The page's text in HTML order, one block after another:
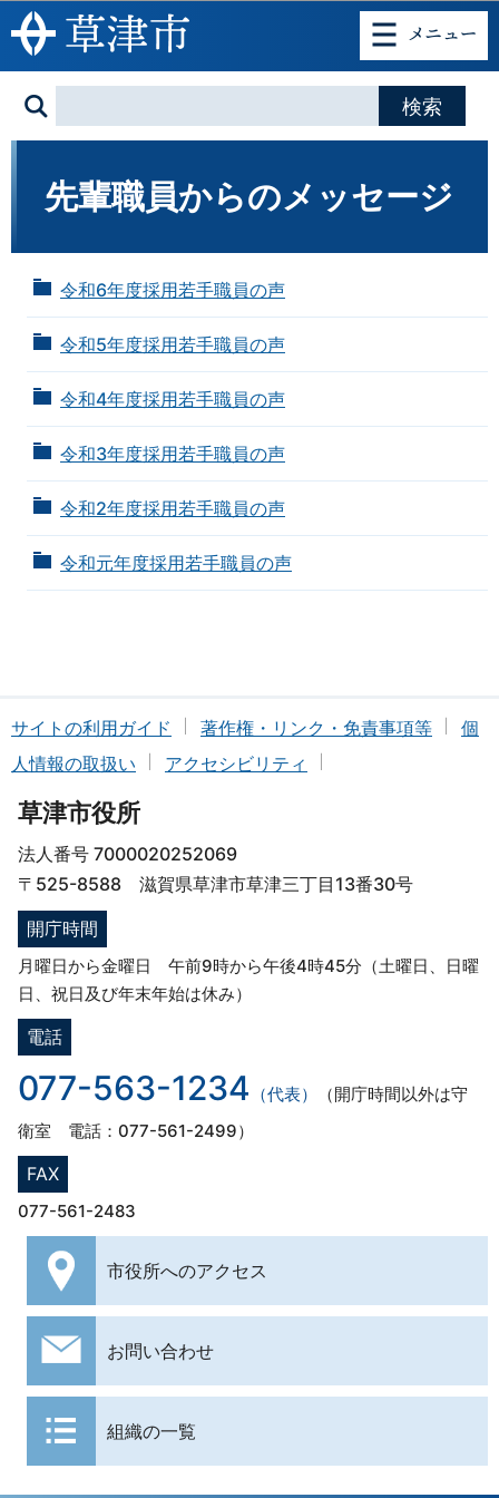
このページの本文へ移動
先輩職員からのメッセージ
令和6年度採用若手職員の声
令和5年度採用若手職員の声
令和4年度採用若手職員の声
令和3年度採用若手職員の声
令和2年度採用若手職員の声
令和元年度採用若手職員の声
サイトの利用ガイド 著作権・リンク・免責事項等
個
人情報の取扱い
アクセシビリティ
草津市役所
法人番号 7000020252069
〒525-8588 滋賀県草津市草津三丁目13番30号
開庁時間
月曜日から金曜日 午前9時から午後4時45分（土曜日、日曜
日、祝日及び年末年始は休み）
電話
077-563-1234 （代表）
（開庁時間以外は守
衛室 電話：077-561-2499）
FAX
077-561-2483
市役所へのアクセス
お問い合わせ
組織の一覧